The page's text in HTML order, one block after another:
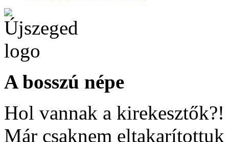
A bosszú népe
Hol vannak a kirekesztők?!
Már csaknem